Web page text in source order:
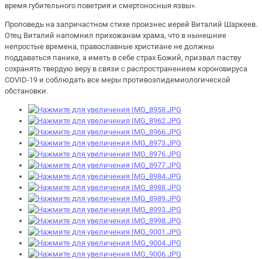
время губительного поветрия и смертоносныя язвы».
Проповедь на запричастном стихе произнес иерей Виталий Шаркеев.
Отец Виталий напомнил прихожанам храма, что в нынешние
непростые времена, православные христиане не должны
поддаваться панике, а иметь в себе страх Божий, призвал паству
сохранять твердую веру в связи с распространением короновируса
COVID-19 и соблюдать все меры противоэпидемиологической
обстановки.